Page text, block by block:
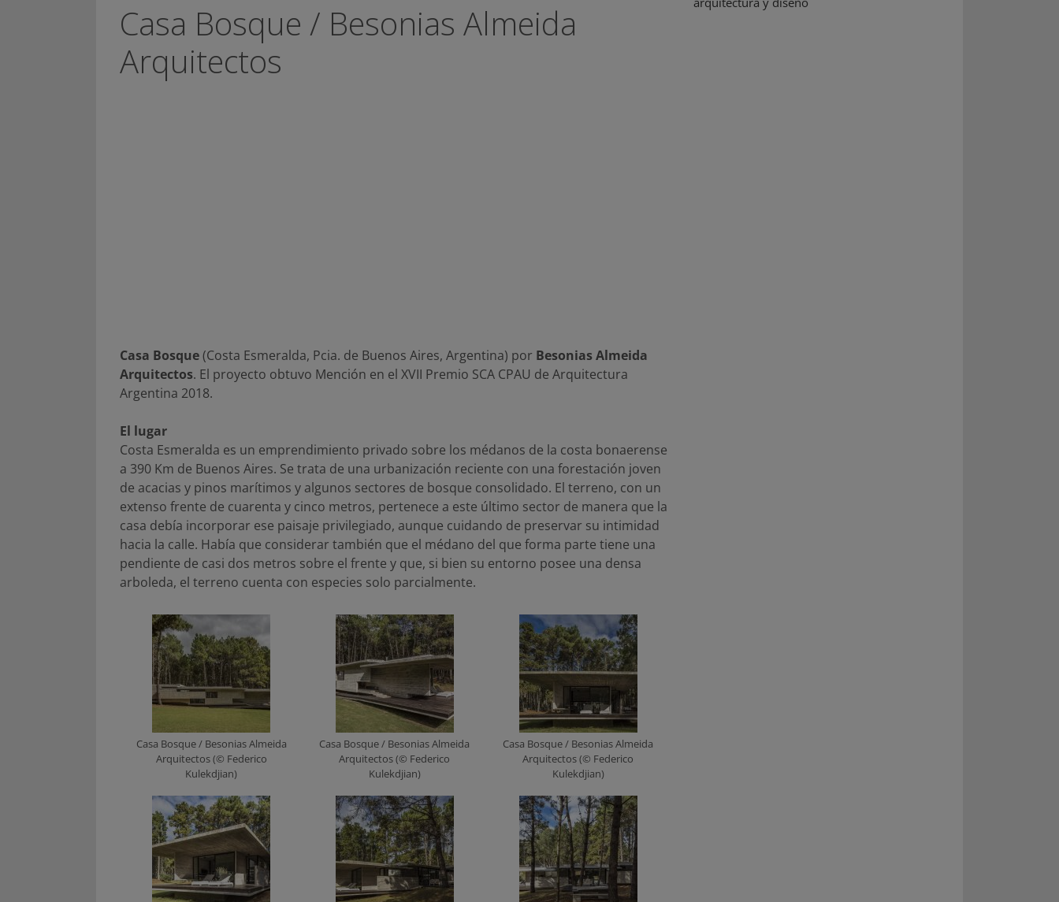
Casa Bosque / Besonias Almeida
Arquitectos
Casa Bosque(Costa Esmeralda, Pcia. de Buenos Aires, Argentina) por Besonias Almeida
Arquitectos. El proyecto obtuvo Mención en el XVII Premio SCA CPAU de Arquitectura
Argentina 2018.
El lugar
Costa Esmeralda es un emprendimiento privado sobre los médanos de la costa bonaerense
a 390 Km de Buenos Aires. Se trata de una urbanización reciente con una forestación joven
de acacias y pinos marítimos y algunos sectores de bosque consolidado. El terreno, con un
extenso frente de cuarenta y cinco metros, pertenece a este último sector de manera que la
casa debía incorporar ese paisaje privilegiado, aunque cuidando de preservar su intimidad
hacia la calle. Había que considerar también que el médano del que forma parte tiene una
pendiente de casi dos metros sobre el frente y que, si bien su entorno posee una densa
arboleda, el terreno cuenta con especies solo parcialmente.
Casa Bosque / Besonias Almeida
Arquitectos (© Federico
Kulekdjian)
Casa Bosque / Besonias Almeida
Arquitectos (© Federico
Kulekdjian)
Casa Bosque / Besonias Almeida
Arquitectos (© Federico
Kulekdjian)